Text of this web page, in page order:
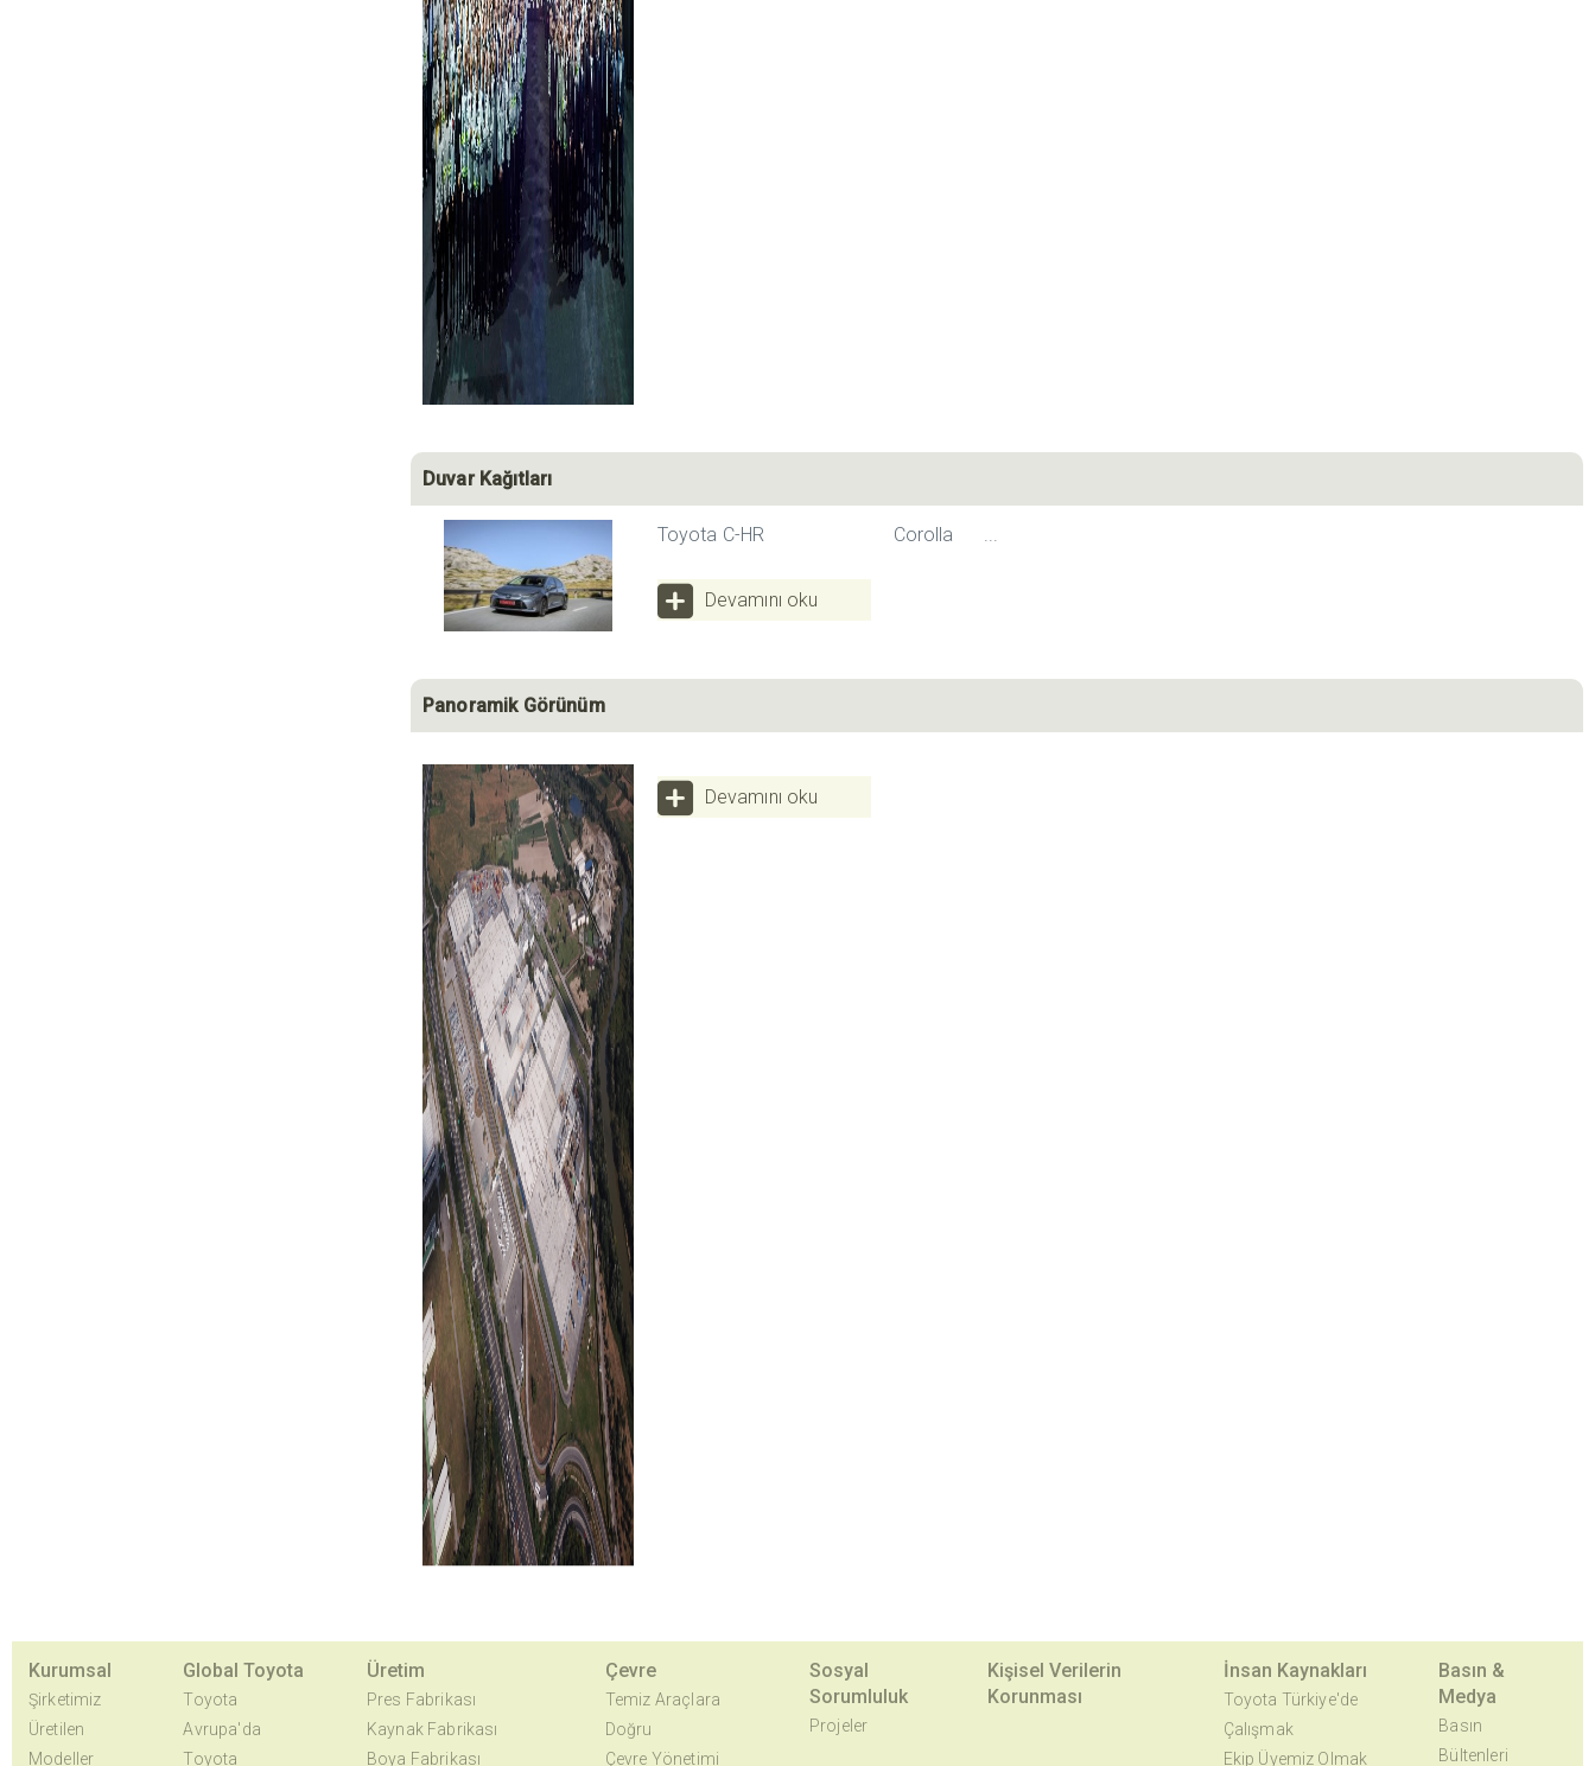
Duvar Kağıtları
Toyota C-HR Corolla ...
Devamını oku
Panoramik Görünüm
Devamını oku
Kurumsal
Şirketimiz
Üretilen
Modeller
Global Toyota
Toyota
Avrupa'da
Toyota
Üretim
Pres Fabrikası
Kaynak Fabrikası
Boya Fabrikası
Çevre
Temiz Araçlara
Doğru
Çevre Yönetimi
Sosyal
Sorumluluk
Projeler
Kişisel Verilerin
Korunması
İnsan Kaynakları
Toyota Türkiye'de
Çalışmak
Ekip Üyemiz Olmak
Basın &
Medya
Basın
Bültenleri